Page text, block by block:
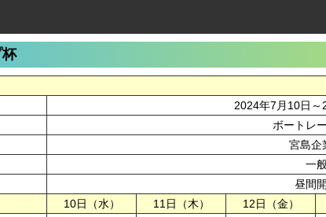
2024年7月10日～
ボートレ
宮島企
一
昼間
10日（水） 11日（木） 12日（金）